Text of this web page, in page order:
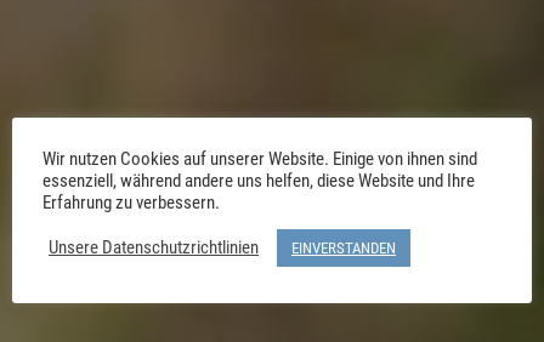
Wir nutzen Cookies auf unserer Website. Einige von ihnen sind
essenziell, während andere uns helfen, diese Website und Ihre
Erfahrung zu verbessern.
Unsere Datenschutzrichtlinien
EINVERSTANDEN